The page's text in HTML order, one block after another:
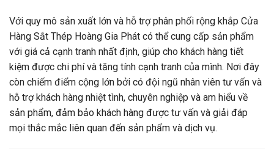
Với quy mô sản xuất lớn và hỗ trợ phân phối rộng khắp Cửa
Hàng Sắt Thép Hoàng Gia Phát có thể cung cấp sản phẩm
với giá cả cạnh tranh nhất định, giúp cho khách hàng tiết
kiệm được chi phí và tăng tính cạnh tranh của mình. Nơi đây
còn chiếm điểm cộng lớn bởi có đội ngũ nhân viên tư vấn và
hỗ trợ khách hàng nhiệt tình, chuyên nghiệp và am hiểu về
sản phẩm, đảm bảo khách hàng được tư vấn và giải đáp
mọi thắc mắc liên quan đến sản phẩm và dịch vụ.